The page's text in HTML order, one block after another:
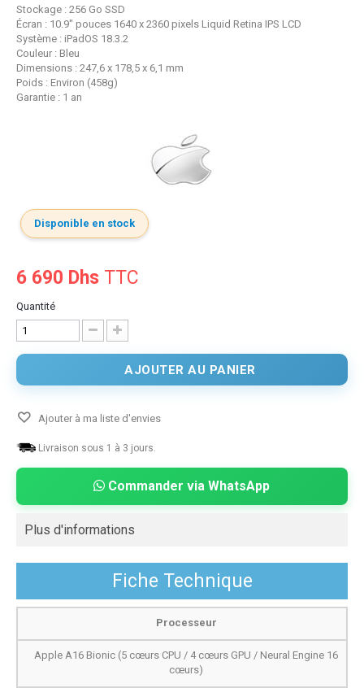
Stockage : 256 Go SSD
Écran : 10.9" pouces 1640 x 2360 pixels Liquid Retina IPS LCD
Système : iPadOS 18.3.2
Couleur : Bleu
Dimensions : 247,6 x 178,5 x 6,1 mm
Poids : Environ (458g)
Garantie : 1 an
Disponible en stock
6 690 Dhs TTC
Quantité
AJOUTER AU PANIER
Ajouter à ma liste d'envies
Livraison sous 1 à 3 jours.
Commander via WhatsApp
Plus d'informations
Fiche Technique
Processeur
Apple A16 Bionic (5 cœurs CPU / 4 cœurs GPU / Neural Engine 16
cœurs)